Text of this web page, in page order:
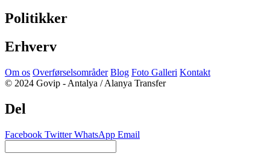
Politikker
Erhverv
Om os Overførselsområder Blog Foto Galleri Kontakt
© 2024 Govip - Antalya / Alanya Transfer
Del
Facebook TwitterWhatsApp Email